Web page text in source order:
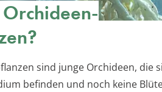
sind junge Orchideen, die
befinden und noch keine